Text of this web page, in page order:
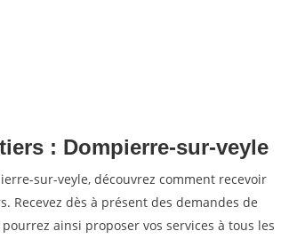
: Dompierre-sur-veyle
sur-veyle, découvrez comment recevoir
Recevez dès à présent des demandes de
ainsi proposer vos services à tous les